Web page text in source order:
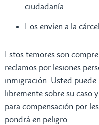
ciudadanía.
Los envíen a la
Estos temores son
reclamos por lesiones
inmigración. Usted puede
libremente sobre su caso
para compensación por
pondrá en peligro.